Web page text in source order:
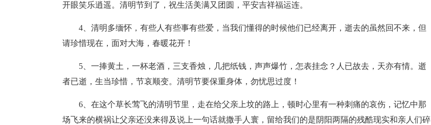
开眼笑乐逍遥。清明节到了，祝生活美满又团圆，平安吉祥福运连。
4、清明多缅怀，有些人有些事有些爱，当我们懂得的时候他们已经离开，逝去的虽然回不来，但
请珍惜现在，面对大海，春暖花开！
5、一捧黄土，一杯老酒，三支香烛，几把纸钱，声声爆竹，怎表挂念？人已故去，天亦有情。逝
者已逝，生当珍惜，节哀顺变。清明节要保重身体，勿忧思过度！
6、在这个草长莺飞的清明节里，走在给父亲上坟的路上，顿时心里有一种刺痛的哀伤，记忆中那
场飞来的横祸让父亲还没来得及说上一句话就撒手人寰，留给我们的是阴阳两隔的残酷现实和亲人们碎